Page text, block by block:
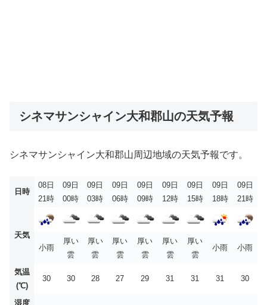
シネマサンシャイン大和郡山の天気予報
シネマサンシャイン大和郡山周辺地域の天気予報です。
日時
08日
21時
09日
00時
09日
03時
09日
06時
09日
09時
09日
12時
09日
15時
09日
18時
09日
21時
天気
小雨
厚い
雲
厚い
雲
厚い
雲
厚い
雲
厚い
雲
厚い
雲
小雨 小雨
気温
(℃)
30 30 28 27 29 31 31 31 30
湿度